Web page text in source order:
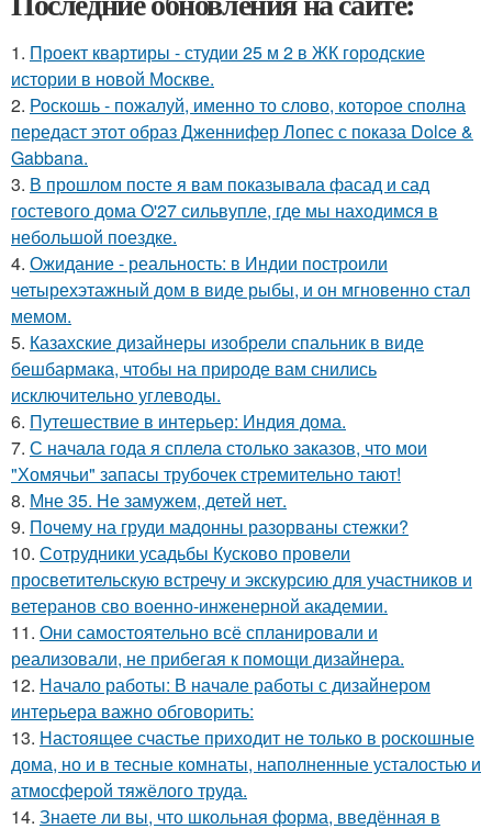
1. Проект квартиры - студии 25 м 2 в ЖК городские
истории в новой Москве.
2. Роскошь - пожалуй, именно то слово, которое сполна
передаст этот образ Дженнифер Лопес с показа Dolce &
Gabbana.
3. В прошлом посте я вам показывала фасад и сад
гостевого дома O'27 сильвупле, где мы находимся в
небольшой поездке.
4. Ожидание - реальность: в Индии построили
четырехэтажный дом в виде рыбы, и он мгновенно стал
мемом.
5. Казахские дизайнеры изобрели спальник в виде
бешбармака, чтобы на природе вам снились
исключительно углеводы.
6. Путешествие в интерьер: Индия дома.
7. С начала года я сплела столько заказов, что мои
"Хомячьи" запасы трубочек стремительно тают!
8. Мне 35. Не замужем, детей нет.
9. Почему на груди мадонны разорваны стежки?
10. Сотрудники усадьбы Кусково провели
просветительскую встречу и экскурсию для участников и
ветеранов сво военно-инженерной академии.
11. Они самостоятельно всё спланировали и
реализовали, не прибегая к помощи дизайнера.
12. Начало работы: В начале работы с дизайнером
интерьера важно обговорить:
13. Настоящее счастье приходит не только в роскошные
дома, но и в тесные комнаты, наполненные усталостью и
атмосферой тяжёлого труда.
14. Знаете ли вы, что школьная форма, введённая в